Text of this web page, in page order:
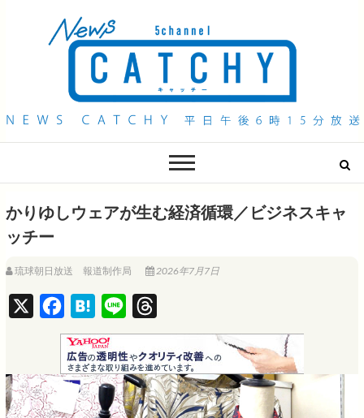
QAB NEWS Headline
かりゆしウェアが生む経済循環／ビジネスキャ
ッチー
琉球朝日放送 報道制作局 2026年7月7日
a
c
e
H
a
t
e
n
i
n
e
h
r
e
a